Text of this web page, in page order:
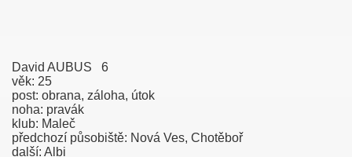
David AUBUS 6
věk: 25
post: obrana, záloha, útok
noha: pravák
klub: Maleč
předchozí působiště: Nová Ves, Chotěboř
další: Albi